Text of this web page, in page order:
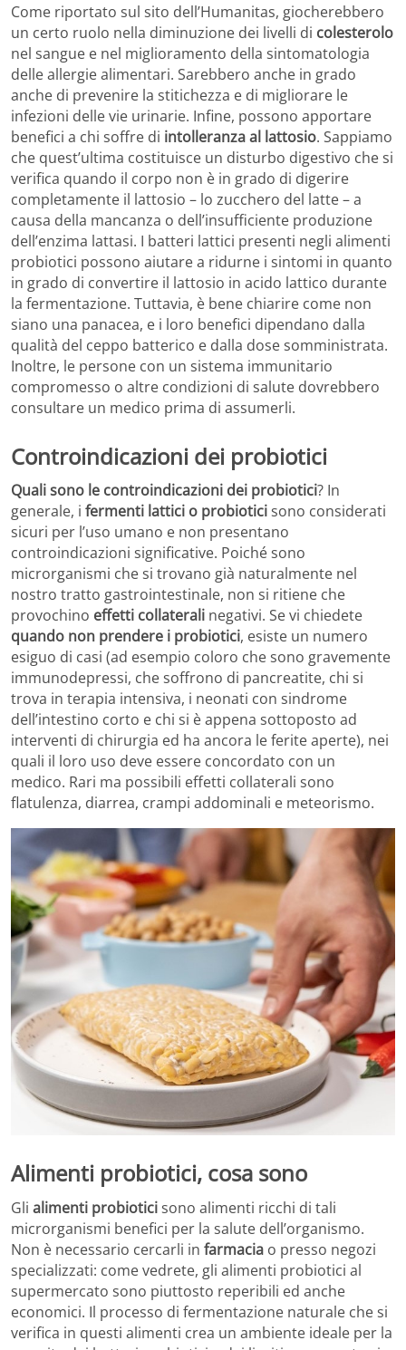
Come riportato sul sito dell’Humanitas, giocherebbero
un certo ruolo nella diminuzione dei livelli di colesterolo
nel sangue e nel miglioramento della sintomatologia
delle allergie alimentari. Sarebbero anche in grado
anche di prevenire la stitichezza e di migliorare le
infezioni delle vie urinarie. Infine, possono apportare
benefici a chi soffre di intolleranza al lattosio. Sappiamo
che quest’ultima costituisce un disturbo digestivo che si
verifica quando il corpo non è in grado di digerire
completamente il lattosio – lo zucchero del latte – a
causa della mancanza o dell’insufficiente produzione
dell’enzima lattasi. I batteri lattici presenti negli alimenti
probiotici possono aiutare a ridurne i sintomi in quanto
in grado di convertire il lattosio in acido lattico durante
la fermentazione. Tuttavia, è bene chiarire come non
siano una panacea, e i loro benefici dipendano dalla
qualità del ceppo batterico e dalla dose somministrata.
Inoltre, le persone con un sistema immunitario
compromesso o altre condizioni di salute dovrebbero
consultare un medico prima di assumerli.
Controindicazioni dei probiotici
Quali sono le controindicazioni dei probiotici? In
generale, i fermenti lattici o probioticisono considerati
sicuri per l’uso umano e non presentano
controindicazioni significative. Poiché sono
microrganismi che si trovano già naturalmente nel
nostro tratto gastrointestinale, non si ritiene che
provochino effetti collaterali negativi. Se vi chiedete
quando non prendere i probiotici, esiste un numero
esiguo di casi (ad esempio coloro che sono gravemente
immunodepressi, che soffrono di pancreatite, chi si
trova in terapia intensiva, i neonati con sindrome
dell’intestino corto e chi si è appena sottoposto ad
interventi di chirurgia ed ha ancora le ferite aperte), nei
quali il loro uso deve essere concordato con un
medico. Rari ma possibili effetti collaterali sono
flatulenza, diarrea, crampi addominali e meteorismo.
Alimenti probiotici, cosa sono
Gli alimenti probioticisono alimenti ricchi di tali
microrganismi benefici per la salute dell’organismo.
Non è necessario cercarli in farmacia o presso negozi
specializzati: come vedrete, gli alimenti probiotici al
supermercato sono piuttosto reperibili ed anche
economici. Il processo di fermentazione naturale che si
verifica in questi alimenti crea un ambiente ideale per la